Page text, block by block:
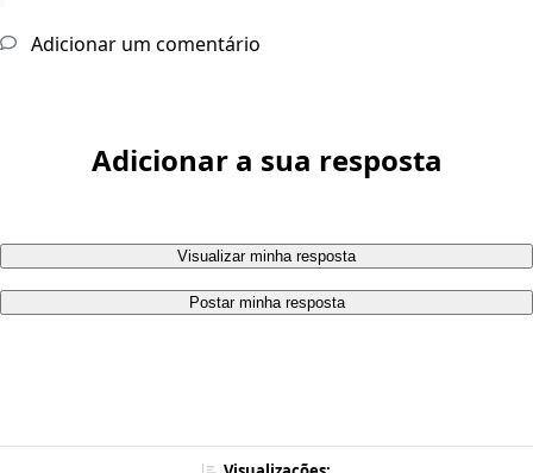
Adicionar um comentário
Adicionar a sua resposta
Visualizar minha resposta
Postar minha resposta